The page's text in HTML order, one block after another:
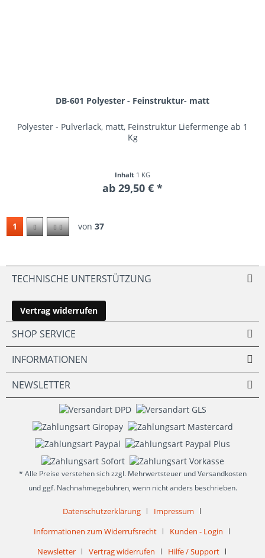
DB-601 Polyester - Feinstruktur- matt
Polyester - Pulverlack, matt, Feinstruktur Liefermenge ab 1
Kg
Inhalt 1 KG
ab 29,50 € *
1 von 37
TECHNISCHE UNTERSTÜTZUNG
Vertrag widerrufen
SHOP SERVICE
INFORMATIONEN
NEWSLETTER
* Alle Preise verstehen sich zzgl. Mehrwertsteuer und Versandkosten
und ggf. Nachnahmegebühren, wenn nicht anders beschrieben.
Datenschutzerklärung
Impressum
Informationen zum Widerrufsrecht
Kunden - Login
Newsletter
Vertrag widerrufen Hilfe / Support